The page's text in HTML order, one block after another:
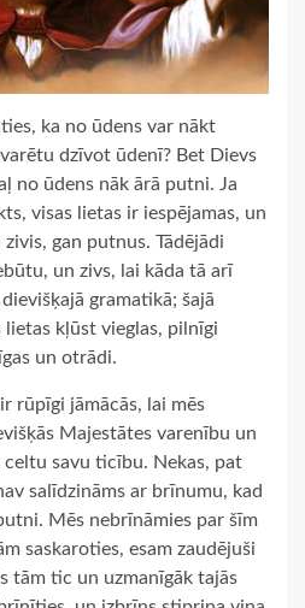
ka no ūdens var nākt
dzīvot ūdenī? Bet Dievs
no ūdens nāk ārā putni. Ja
visas lietas ir iespējamas, un
gan putnus. Tādējādi
un zivs, lai kāda tā arī
gramatikā; šajā
lietas kļūst vieglas, pilnīgi
un otrādi.
rūpīgi jāmācās, lai mēs
Majestātes varenību un
savu ticību. Nekas, pat
salīdzināms ar brīnumu, kad
Mēs nebrīnāmies par šīm
saskaroties, esam zaudējuši
tām tic un uzmanīgāk tajās